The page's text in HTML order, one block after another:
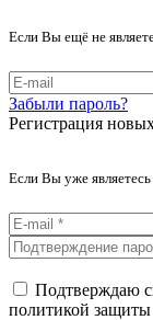
Если Вы ещё не
Забыли пароль?
Регистрация
Если Вы уже
Подтверждаю
политикой